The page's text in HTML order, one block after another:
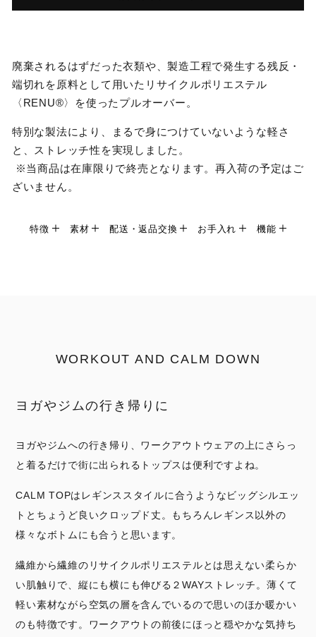
廃棄されるはずだった衣類や、製造工程で発生する残反・
端切れを原料として用いたリサイクルポリエステル
〈RENU®〉を使ったプルオーバー。
特別な製法により、まるで身につけていないような軽さ
と、ストレッチ性を実現しました。
※当商品は在庫限りで終売となります。再入荷の予定はご
ざいません。
特徴 素材 配送・返品交換 お手入れ 機能
WORKOUT AND CALM DOWN
ヨガやジムの行き帰りに
ヨガやジムへの行き帰り、ワークアウトウェアの上にさらっ
と着るだけで街に出られるトップスは便利ですよね。
CALM TOPはレギンススタイルに合うようなビッグシルエッ
トとちょうど良いクロップド丈。もちろんレギンス以外の
様々なボトムにも合うと思います。
繊維から繊維のリサイクルポリエステルとは思えない柔らか
い肌触りで、縦にも横にも伸びる２WAYストレッチ。薄くて
軽い素材ながら空気の層を含んでいるので思いのほか暖かい
のも特徴です。ワークアウトの前後にほっと穏やかな気持ち